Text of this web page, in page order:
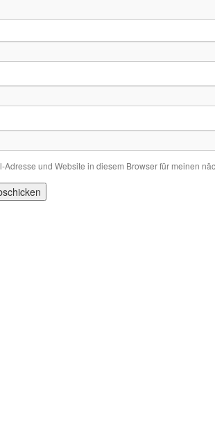
Adresse und Website in diesem Browser für meinen